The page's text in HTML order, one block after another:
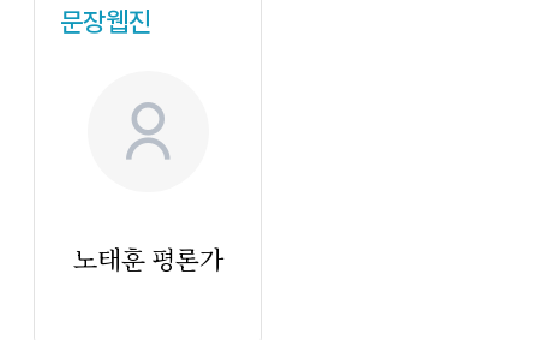
문장웹진
no_image
노태훈 평론가